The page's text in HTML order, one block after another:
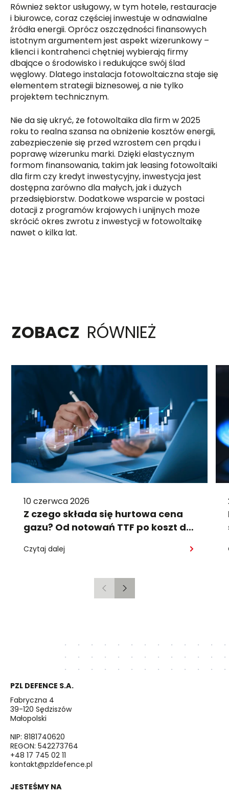
Również sektor usługowy, w tym hotele, restauracje
i biurowce, coraz częściej inwestuje w odnawialne
źródła energii. Oprócz oszczędności finansowych
istotnym argumentem jest aspekt wizerunkowy –
klienci i kontrahenci chętniej wybierają firmy
dbające o środowisko i redukujące swój ślad
węglowy. Dlatego instalacja fotowoltaiczna staje się
elementem strategii biznesowej, a nie tylko
projektem technicznym.
Nie da się ukryć, że fotowoltaika dla firm w 2025
roku to realna szansa na obniżenie kosztów energii,
zabezpieczenie się przed wzrostem cen prądu i
poprawę wizerunku marki. Dzięki elastycznym
formom finansowania, takim jak leasing fotowoltaiki
dla firm czy kredyt inwestycyjny, inwestycja jest
dostępna zarówno dla małych, jak i dużych
przedsiębiorstw. Dodatkowe wsparcie w postaci
dotacji z programów krajowych i unijnych może
skrócić okres zwrotu z inwestycji w fotowoltaikę
nawet o kilka lat.
ZOBACZ RÓWNIEŻ
10 czerwca 2026
Z czego składa się hurtowa cena
gazu? Od notowań TTF po koszt dla
Czytaj dalej
PoprzedniNastępny
PZL DEFENCE S.A.
Fabryczna 4
39-120 Sędziszów
Małopolski
NIP: 8181740620
REGON: 542273764
+48 17 745 02 11
kontakt@pzldefence.pl
JESTEŚMY NA